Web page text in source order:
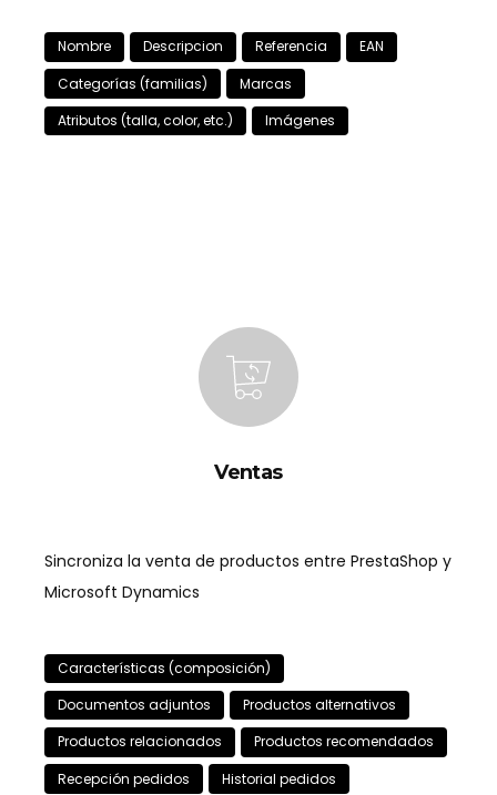
Nombre Descripcion Referencia
EAN
Categorías (familias)
Marcas
Atributos (talla, color, etc.)
Imágenes
Ventas
Sincroniza la venta de productos entre PrestaShop y
Microsoft Dynamics
Características (composición)
Documentos adjuntos
Productos alternativos
Productos relacionados
Productos recomendados
Recepción pedidos
Historial pedidos